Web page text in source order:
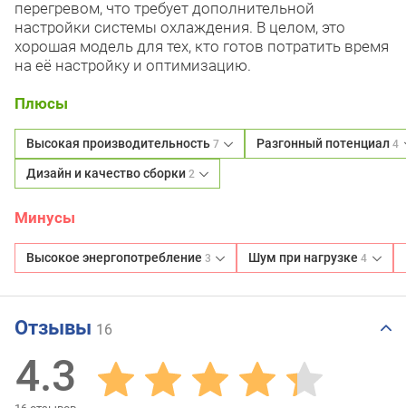
перегревом, что требует дополнительной
настройки системы охлаждения. В целом, это
хорошая модель для тех, кто готов потратить время
на её настройку и оптимизацию.
Плюсы
Высокая производительность 7 Разгонный потенциал4
Дизайн и качество сборки 2
Минусы
Высокое энергопотребление 3 Шум при нагрузке4
Отзывы 16
4.3